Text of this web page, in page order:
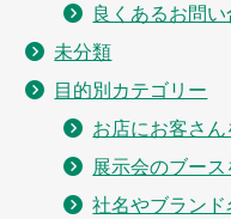
良くあるお問い
未分類
目的別カテゴリー
お店にお客さ
展示会のブー
社名やブラン